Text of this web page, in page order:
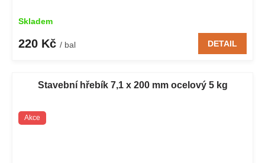
Skladem
220 Kč / bal DETAIL
Stavební hřebík 7,1 x 200 mm ocelový 5 kg
Akce